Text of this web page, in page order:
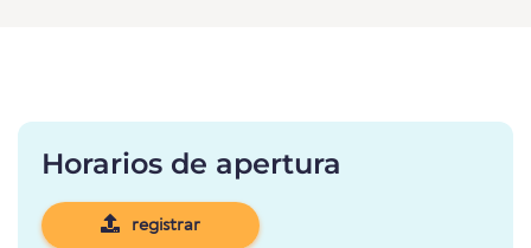
Horarios de apertura
registrar